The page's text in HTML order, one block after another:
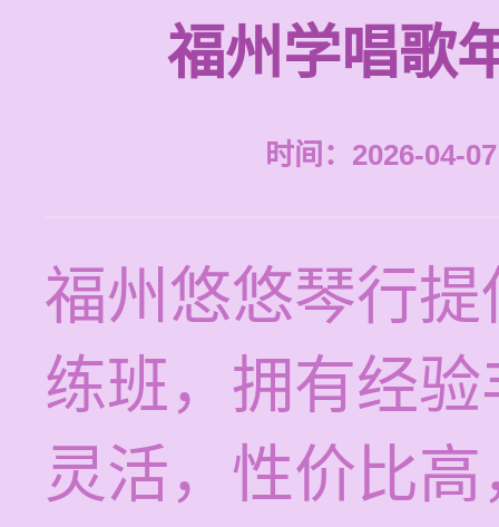
福州学唱歌
时间：2026-04-
福州悠悠琴行
练班，拥有经
灵活，性价比